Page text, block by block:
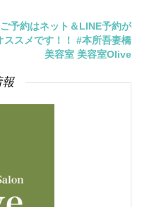
ご予約はネット＆LINE予約が
ススメです！！ #本所吾妻橋
美容室 美容室Olive